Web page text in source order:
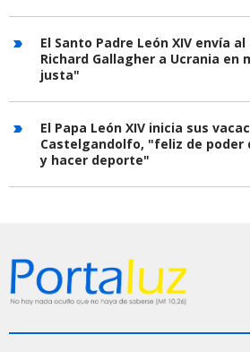
El Santo Padre León XIV envía
Richard Gallagher a Ucrania en
justa"
El Papa León XIV inicia sus
Castelgandolfo, "feliz de poder
y hacer deporte"